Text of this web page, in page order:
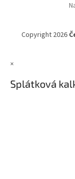
Copyright 2026
×
Splátková